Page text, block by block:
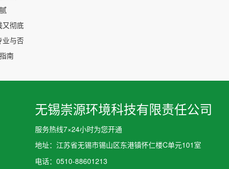
又彻底
业与否
南
无锡崇源环境科技有限责任公司
服务热线7×24小时为您开通
地址：江苏省无锡市锡山区东港镇怀仁楼C单元101室
电话：0510-88601213